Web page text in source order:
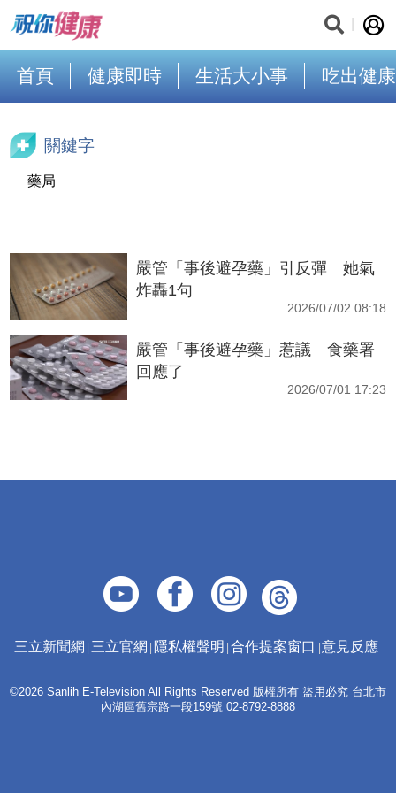
首頁 健康即時 生活大小事 吃出健康
關鍵字
藥局
嚴管「事後避孕藥」引反彈 她氣
炸轟1句
2026/07/02 08:18
嚴管「事後避孕藥」惹議 食藥署
回應了
2026/07/01 17:23
三立新聞網 三立官網 隱私權聲明 合作提案窗口 意見反應
©2026 Sanlih E-Television All Rights Reserved 版權所有 盜用必究 台北市
內湖區舊宗路一段159號 02-8792-8888